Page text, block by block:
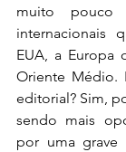
muito pouco
internacionais
EUA, a Europa
Oriente Médio.
editorial? Sim,
sendo mais
por uma